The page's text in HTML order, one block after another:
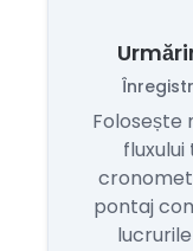
Folosește
pontaj